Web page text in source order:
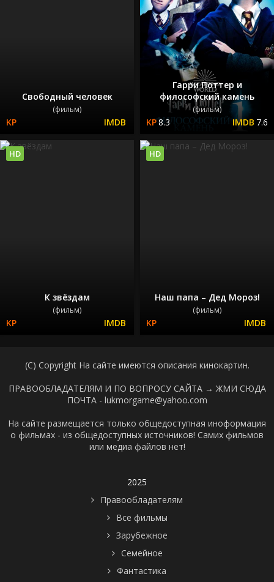
Свободный человек
(фильм)
Гарри Поттер и
философский камень
(фильм)
8.3 7.6
К звёздам
(фильм)
HD
Наш папа – Дед Мороз!
(фильм)
HD
(C) Copyright На сайте имеются описания кинокартин.
ПРАВООБЛАДАТЕЛЯМ И ПО ВОПРОСУ САЙТА → ЖМИ СЮДА
ПОЧТА - lukmorgame@yahoo.com
На сайте размещается только общедоступная иноформация
о фильмах - из общедоступных источников! Самих фильмов
или медиа файлов нет!
2025
Правообладателям
Все фильмы
Зарубежное
Семейное
Фантастика